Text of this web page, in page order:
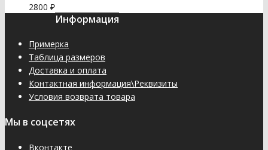
2800 ₽
Информация
Примерка
Таблица размеров
Доставка и оплата
Контактная информация\Реквизиты
Условия возврата товара
Мы в соцсетях
Вконтакте